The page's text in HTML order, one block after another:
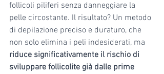
follicoli piliferi senza danneggiare la
pelle circostante. Il risultato? Un metodo
di depilazione preciso e duraturo, che
non solo elimina i peli indesiderati, ma
riduce significativamente il rischio di
sviluppare follicolite già dalle prime